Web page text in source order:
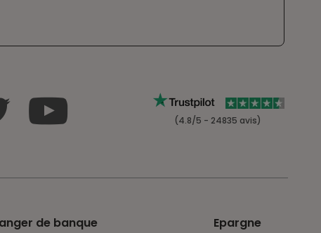
(4.8/5 - 24835 avis)
de banque Epargne